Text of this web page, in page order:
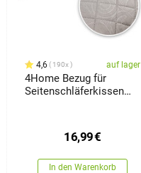
4,6 190x auf lager
4Home Bezug für
Seitenschläferkissen
16,99€
In den Warenkorb